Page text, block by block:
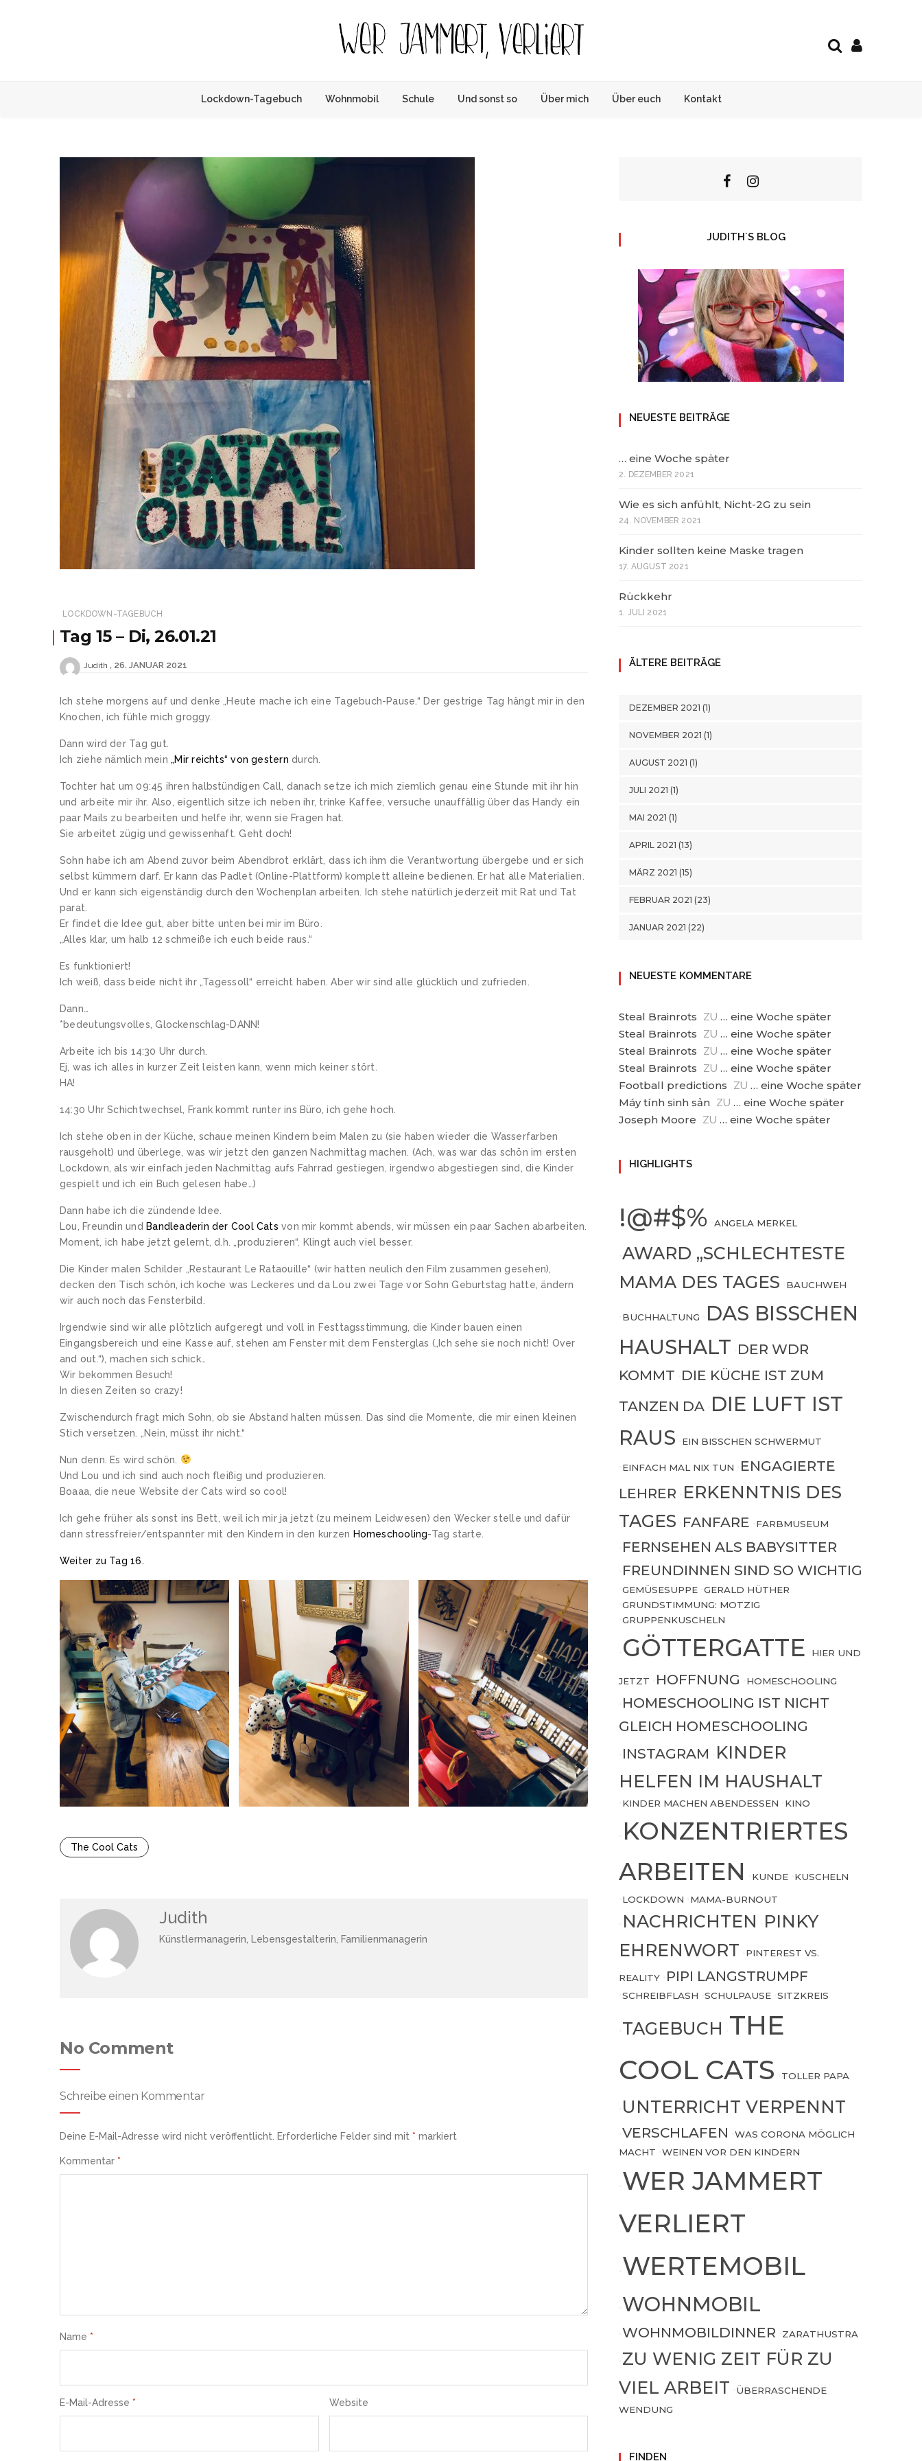
Optimismus & Co.
Lockdown-Tagebuch Wohnmobil Schule Und sonst so Über mich Über euch Kontakt
LOCKDOWN-TAGEBUCH
Tag 15 – Di, 26.01.21
Judith 26. JANUAR 2021
Ich stehe morgens auf und denke „Heute mache ich eine Tagebuch-Pause.“ Der gestrige Tag hängt mir in den
Knochen, ich fühle mich groggy.
Dann wird der Tag gut.
Ich ziehe nämlich mein „Mir reichts“ von gestern durch.
Tochter hat um 09:45 ihren halbstündigen Call, danach setze ich mich ziemlich genau eine Stunde mit ihr hin
und arbeite mir ihr. Also, eigentlich sitze ich neben ihr, trinke Kaffee, versuche unauffällig über das Handy ein
paar Mails zu bearbeiten und helfe ihr, wenn sie Fragen hat.
Sie arbeitet zügig und gewissenhaft. Geht doch!
Sohn habe ich am Abend zuvor beim Abendbrot erklärt, dass ich ihm die Verantwortung übergebe und er sich
selbst kümmern darf. Er kann das Padlet (Online-Plattform) komplett alleine bedienen. Er hat alle Materialien.
Und er kann sich eigenständig durch den Wochenplan arbeiten. Ich stehe natürlich jederzeit mit Rat und Tat
parat.
Er findet die Idee gut, aber bitte unten bei mir im Büro.
„Alles klar, um halb 12 schmeiße ich euch beide raus.“
Es funktioniert!
Ich weiß, dass beide nicht ihr „Tagessoll“ erreicht haben. Aber wir sind alle glücklich und zufrieden.
Dann…
*bedeutungsvolles, Glockenschlag-DANN!
Arbeite ich bis 14:30 Uhr durch.
Ej, was ich alles in kurzer Zeit leisten kann, wenn mich keiner stört.
HA!
14:30 Uhr Schichtwechsel, Frank kommt runter ins Büro, ich gehe hoch.
Ich stehe oben in der Küche, schaue meinen Kindern beim Malen zu (sie haben wieder die Wasserfarben
rausgeholt) und überlege, was wir jetzt den ganzen Nachmittag machen. (Ach, was war das schön im ersten
Lockdown, als wir einfach jeden Nachmittag aufs Fahrrad gestiegen, irgendwo abgestiegen sind, die Kinder
gespielt und ich ein Buch gelesen habe…)
Dann habe ich die zündende Idee.
Lou, Freundin und Bandleaderin der Cool Catsvon mir kommt abends, wir müssen ein paar Sachen abarbeiten.
Moment, ich habe jetzt gelernt, d.h. „produzieren“. Klingt auch viel besser.
Die Kinder malen Schilder „Restaurant Le Rataouille“ (wir hatten neulich den Film zusammen gesehen),
decken den Tisch schön, ich koche was Leckeres und da Lou zwei Tage vor Sohn Geburtstag hatte, ändern
wir auch noch das Fensterbild.
Irgendwie sind wir alle plötzlich aufgeregt und voll in Festtagsstimmung, die Kinder bauen einen
Eingangsbereich und eine Kasse auf, stehen am Fenster mit dem Fensterglas („Ich sehe sie noch nicht! Over
and out.“), machen sich schick…
Wir bekommen Besuch!
In diesen Zeiten so crazy!
Zwischendurch fragt mich Sohn, ob sie Abstand halten müssen. Das sind die Momente, die mir einen kleinen
Stich versetzen. „Nein, müsst ihr nicht.“
Nun denn. Es wird schön.
Und Lou und ich sind auch noch fleißig und produzieren.
Boaaa, die neue Website der Cats wird so cool!
Ich gehe früher als sonst ins Bett, weil ich mir ja jetzt (zu meinem Leidwesen) den Wecker stelle und dafür
dann stressfreier/entspannter mit den Kindern in den kurzen Homeschooling-Tag starte.
Weiter zu Tag 16.
The Cool Cats
Judith
Künstlermanagerin, Lebensgestalterin, Familienmanagerin
No Comment
Schreibe einen Kommentar
Deine E-Mail-Adresse wird nicht veröffentlicht. Erforderliche Felder sind mit * markiert
Kommentar *
Name *
E-Mail-Adresse * Website
JUDITH´S BLOG
NEUESTE BEITRÄGE
… eine Woche später
2. DEZEMBER 2021
Wie es sich anfühlt, Nicht-2G zu sein
24. NOVEMBER 2021
Kinder sollten keine Maske tragen
17. AUGUST 2021
Rückkehr
1. JULI 2021
ÄLTERE BEITRÄGE
DEZEMBER 2021 (1)
NOVEMBER 2021 (1)
AUGUST 2021 (1)
JULI 2021 (1)
MAI 2021 (1)
APRIL 2021 (13)
MÄRZ 2021 (15)
FEBRUAR 2021 (23)
JANUAR 2021 (22)
NEUESTE KOMMENTARE
Steal Brainrots ZU … eine Woche später
Steal Brainrots
ZU … eine Woche später
Steal Brainrots
ZU … eine Woche später
Steal Brainrots
ZU … eine Woche später
Football predictions
ZU … eine Woche später
Máy tính sinh sản
ZU … eine Woche später
Joseph Moore
ZU … eine Woche später
HIGHLIGHTS
!@#$% ANGELA MERKEL
AWARD „SCHLECHTESTE
MAMA DES TAGES
BAUCHWEH
BUCHHALTUNG
DAS BISSCHEN
HAUSHALT DER WDR
KOMMT DIE KÜCHE IST ZUM
TANZEN DA DIE LUFT IST
RAUS
EIN BISSCHEN SCHWERMUT
EINFACH MAL NIX TUN
ENGAGIERTE
LEHRER ERKENNTNIS DES
TAGES FANFARE FARBMUSEUM
FERNSEHEN ALS BABYSITTER
FREUNDINNEN SIND SO WICHTIG
GEMÜSESUPPE GERALD HÜTHER
GRUNDSTIMMUNG: MOTZIG
GRUPPENKUSCHELN
GÖTTERGATTE HIER UND
JETZT HOFFNUNG HOMESCHOOLING
HOMESCHOOLING IST NICHT
GLEICH HOMESCHOOLING
INSTAGRAM KINDER
HELFEN IM HAUSHALT
KINDER MACHEN ABENDESSEN KINO
KONZENTRIERTES
ARBEITEN
KUNDE KUSCHELN
LOCKDOWN MAMA-BURNOUT
NACHRICHTEN PINKY
EHRENWORT
PINTEREST VS.
REALITY PIPI LANGSTRUMPF
SCHREIBFLASH SCHULPAUSE SITZKREIS
TAGEBUCH THE
COOL CATS
TOLLER PAPA
UNTERRICHT VERPENNT
VERSCHLAFEN
WAS CORONA MÖGLICH
MACHT
WEINEN VOR DEN KINDERN
WER JAMMERT
VERLIERT
WERTEMOBIL
WOHNMOBIL
WOHNMOBILDINNER ZARATHUSTRA
ZU WENIG ZEIT FÜR ZU
VIEL ARBEIT
ÜBERRASCHENDE
WENDUNG
FINDEN